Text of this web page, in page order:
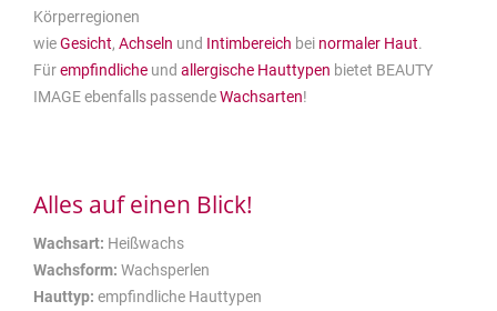
Körperregionen
wieGesicht, Achseln und Intimbereich bei normaler Haut.
Fürempfindliche und allergische Hauttypen bietet BEAUTY
IMAGE ebenfalls passendeWachsarten!
Alles auf einen Blick!
Wachsart: Heißwachs
Wachsform: Wachsperlen
Hauttyp: empfindliche Hauttypen